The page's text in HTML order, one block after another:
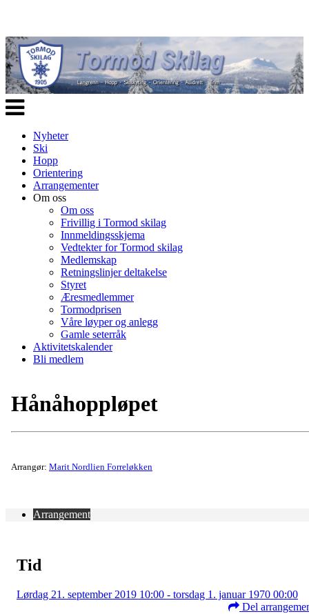
Veksle
navigasjon
Nyheter
Ski
Hopp
Orientering
Arrangementer
Om oss
Om oss
Frivillig i Tormod skilag
Innmeldingsskjema
Vedtekter for Tormod skilag
Medlemskap
Retningslinjer deltakelse
Styret
Æresmedlemmer
Tormodprisen
Våre løyper og anlegg
Gamle seterråk
Aktivitetskalender
Bli medlem
Hånåhoppløpet
Arrangør: Marit Nordlien Forreløkken
Arrangement
Tid
Lørdag 21. september 2019 10:00 - torsdag 1. januar 1970 00:00
Del